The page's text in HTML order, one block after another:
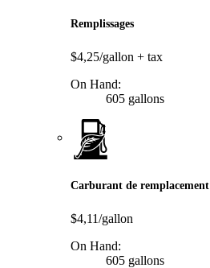
Remplissages
$4,25/gallon + tax
On Hand:
605 gallons
Carburant de remplacement
$4,11/gallon
On Hand:
605 gallons